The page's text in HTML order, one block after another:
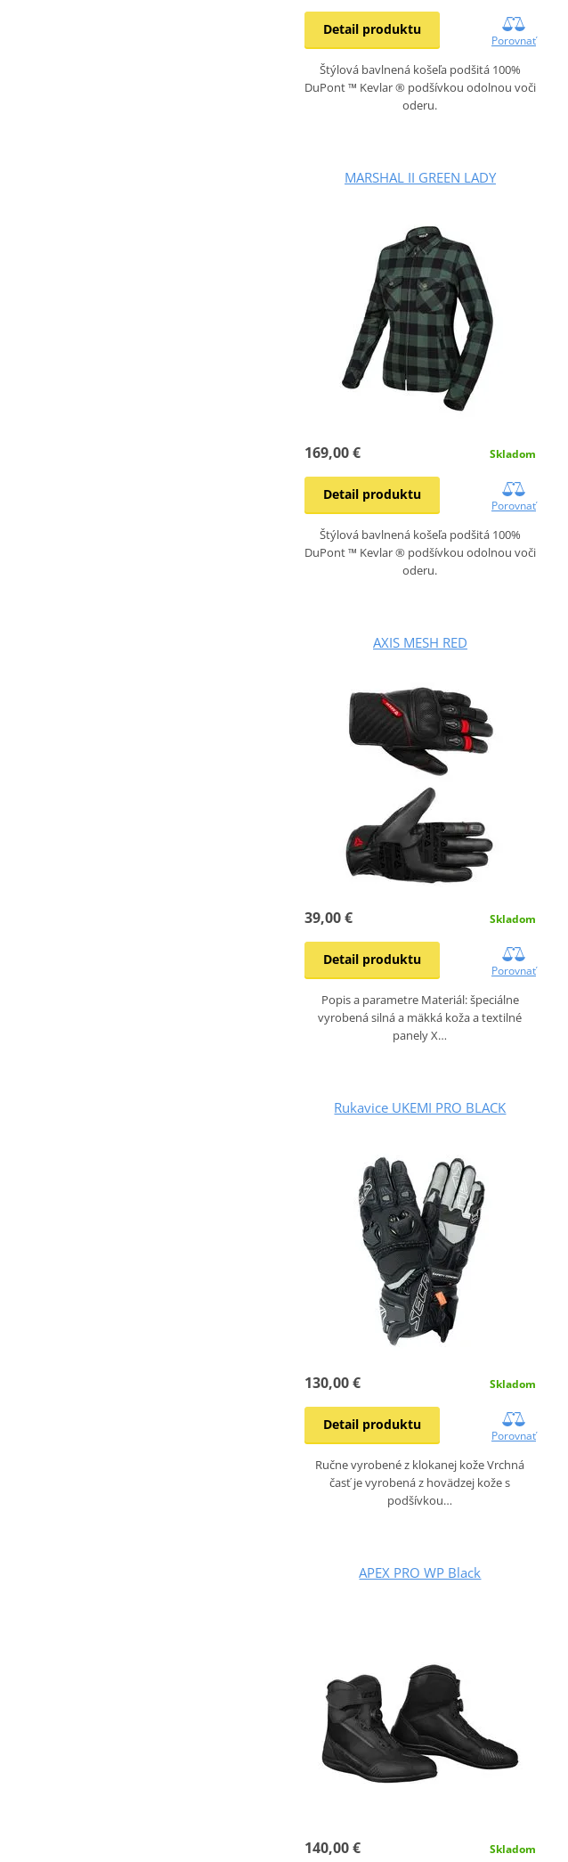
Detail produktu
Porovnať
Štýlová bavlnená košeľa podšitá 100%
DuPont ™ Kevlar ® podšívkou odolnou voči
oderu.
MARSHAL II GREEN LADY
169,00 € Skladom
Detail produktu
Porovnať
Štýlová bavlnená košeľa podšitá 100%
DuPont ™ Kevlar ® podšívkou odolnou voči
oderu.
AXIS MESH RED
39,00 € Skladom
Detail produktu
Porovnať
Popis a parametre Materiál: špeciálne
vyrobená silná a mäkká koža a textilné
panely X…
Rukavice UKEMI PRO BLACK
130,00 € Skladom
Detail produktu
Porovnať
Ručne vyrobené z klokanej kože Vrchná
časť je vyrobená z hovädzej kože s
podšívkou…
APEX PRO WP Black
140,00 € Skladom